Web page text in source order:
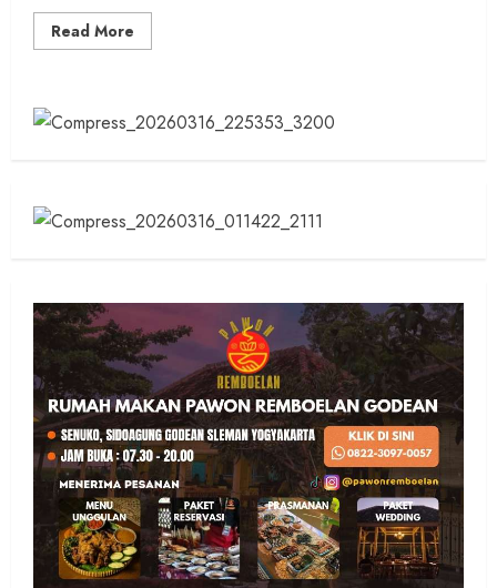
Read More
more
Ambar
Tinjau
Kulon
Progo